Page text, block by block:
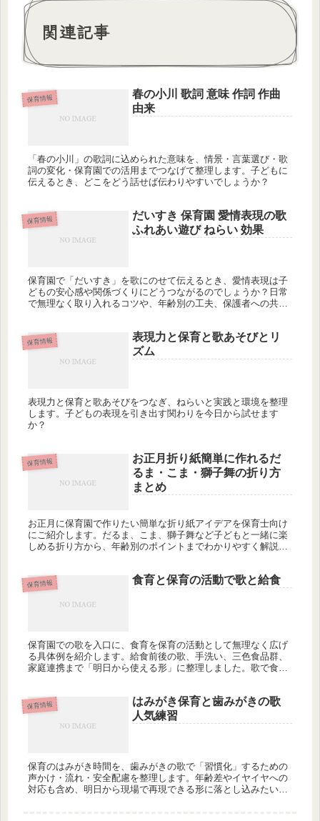
関連記事
保育情報
春の小川 歌詞 意味 作詞 作曲
由来
「春の小川」の歌詞に込められた意味を、情景・言葉選び・歌
詞の変化・保育園での活用までつなげて整理します。子どもに
伝えるとき、どこをどう話せば伝わりやすいでしょうか？
保育情報
だいすき 保育園 愛情表現の歌
ふれあい遊び ねらい 効果
保育園で「だいすき」を歌にのせて伝えるとき、愛情表現は子
どもの安心感や関係づくりにどうつながるのでしょうか？日常
で無理なく取り入れるコツや、年齢別の工夫、保護者への共有
保育情報
表現力と保育と歌あそびとリ
ズム
表現力と保育と歌あそびをつなぎ、ねらいと実践と環境を整理
します。子どもの表現を引き出す関わりを今日から試せます
か？
保育情報
お正月折り紙簡単に作れるだ
るま・こま・獅子舞の折り方
まとめ
お正月に保育園で作りたい簡単な折り紙アイデアを保育士向け
にご紹介します。だるま、こま、獅子舞など子どもと一緒に楽
しめる折り方から、年齢別のポイントまでわかりやすく解説。
保育情報 食育と保育の活動で歌と給食
保育園での歌を入口に、食育を保育の活動として無理なく広げ
る具体例を紹介します。給食前後の歌、手洗い、三色食品群、
家庭連携まで「明日から使える形」に整理しました。歌で食育
保育情報
はみがき保育と歯みがきの歌
人気練習
保育のはみがき時間を、歯みがきの歌で「習慣化」するための
声かけ・流れ・安全配慮を整理します。年齢差やイヤイヤへの
対応も含め、明日から現場で再現できる形に落とし込みたいと